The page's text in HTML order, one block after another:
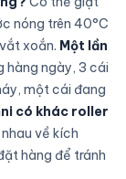
nóng trên 40°C
xoắn. Một lần
hàng ngày, 3 cái
một cái đang
có khác roller
về kích
hàng để tránh